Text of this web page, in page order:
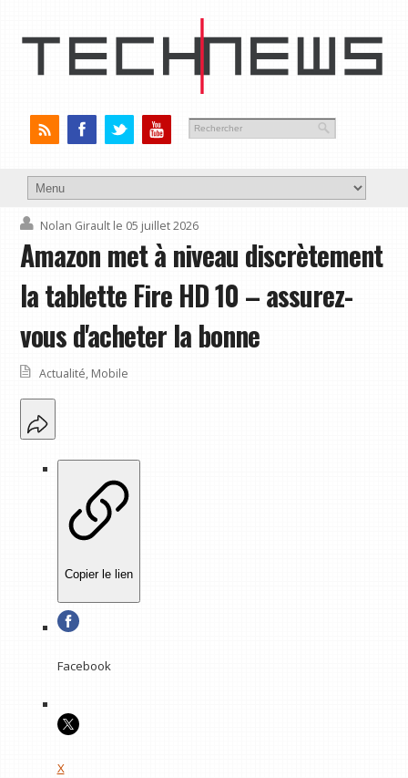
Nolan Girault le 05 juillet 2026
Amazon met à niveau discrètement
la tablette Fire HD 10 – assurez-
vous d'acheter la bonne
Actualité, Mobile
Copier le lien
Facebook
X